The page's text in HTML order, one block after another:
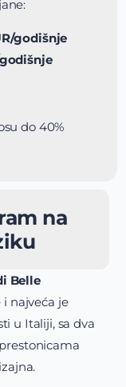
godišnje
do 40%
na
Belle
i najveća je
u Italiji, sa dva